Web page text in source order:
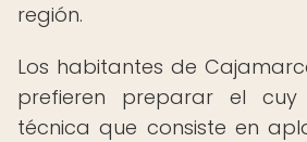
región.
Los habitantes de
prefieren preparar el
técnica que consiste en